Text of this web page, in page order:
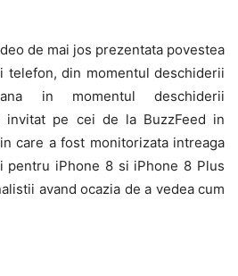
de mai jos prezentata povestea
telefon, din momentul deschiderii
in momentul deschiderii
invitat pe cei de la BuzzFeed in
care a fost monitorizata intreaga
pentru iPhone 8 si iPhone 8 Plus
avand ocazia de a vedea cum